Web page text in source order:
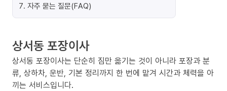
7. 자주 묻는 질문(FAQ)
상서동 포장이사
상서동 포장이사는 단순히 짐만 옮기는 것이 아니라 포장과 분
류, 상하차, 운반, 기본 정리까지 한 번에 맡겨 시간과 체력을 아
끼는 서비스입니다.